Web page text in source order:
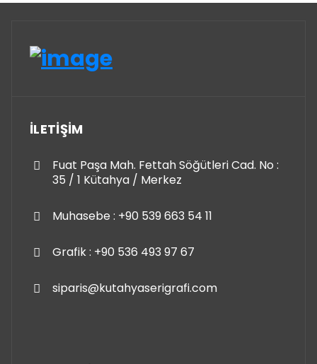
İLETİŞİM
Fuat Paşa Mah. Fettah Söğütleri Cad. No :
35 / 1 Kütahya / Merkez
Muhasebe : +90 539 663 54 11
Grafik : +90 536 493 97 67
siparis@kutahyaserigrafi.com